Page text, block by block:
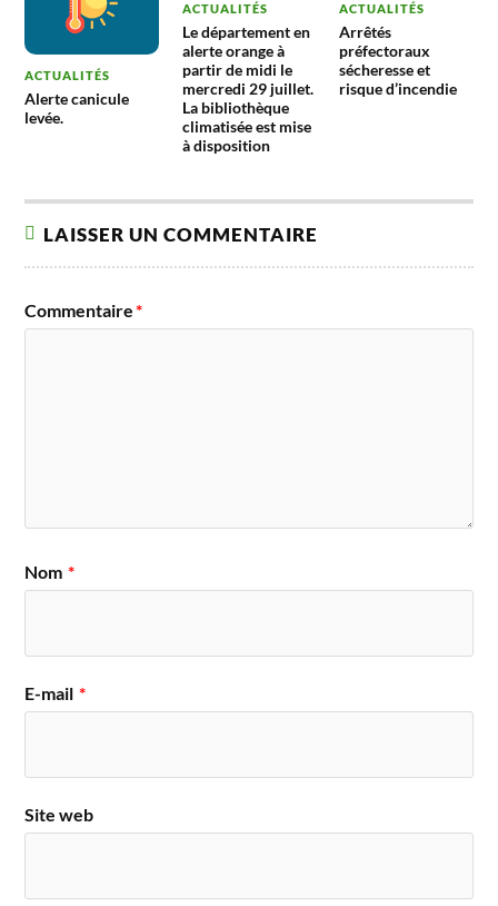
ACTUALITÉS
Alerte canicule
levée.
ACTUALITÉS
Le département en
alerte orange à
partir de midi le
mercredi 29 juillet.
La bibliothèque
climatisée est mise
à disposition
ACTUALITÉS
Arrêtés
préfectoraux
sécheresse et
risque d’incendie
LAISSER UN COMMENTAIRE
Commentaire*
Nom *
E-mail *
Site web